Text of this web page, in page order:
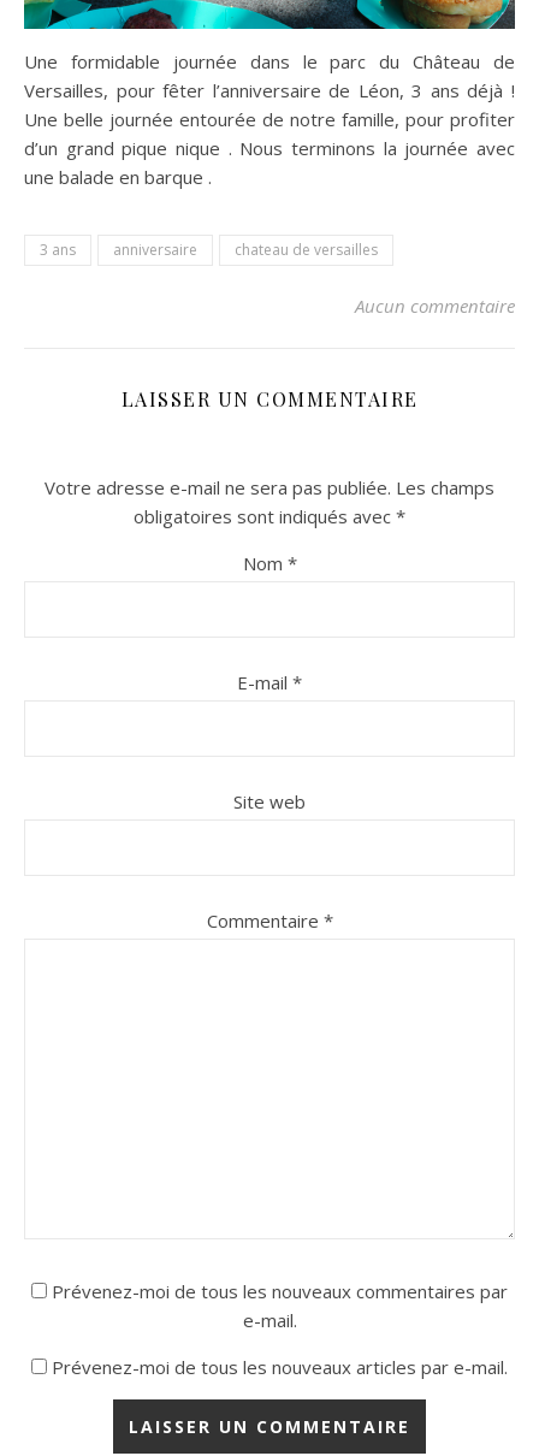
Une formidable journée dans le parc du Château de
Versailles, pour fêter l’anniversaire de Léon, 3 ans déjà !
Une belle journée entourée de notre famille, pour profiter
d’un grand pique nique . Nous terminons la journée avec
une balade en barque .
3 ans anniversaire chateau de versailles
Aucun commentaire
LAISSER UN COMMENTAIRE
Votre adresse e-mail ne sera pas publiée. Les champs
obligatoires sont indiqués avec *
Nom *
E-mail *
Site web
Commentaire *
Prévenez-moi de tous les nouveaux commentaires par
e-mail.
Prévenez-moi de tous les nouveaux articles par e-mail.